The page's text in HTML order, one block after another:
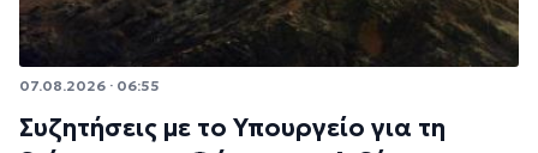
07.08.2026 · 06:55
Συζητήσεις με το Υπουργείο για τη